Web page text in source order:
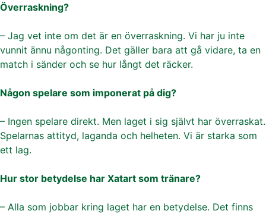
Överraskning?
– Jag vet inte om det är en överraskning. Vi har ju inte
vunnit ännu någonting. Det gäller bara att gå vidare, ta en
match i sänder och se hur långt det räcker.
Någon spelare som imponerat på dig?
– Ingen spelare direkt. Men laget i sig självt har överraskat.
Spelarnas attityd, laganda och helheten. Vi är starka som
ett lag.
Hur stor betydelse har Xatart som tränare?
– Alla som jobbar kring laget har en betydelse. Det finns